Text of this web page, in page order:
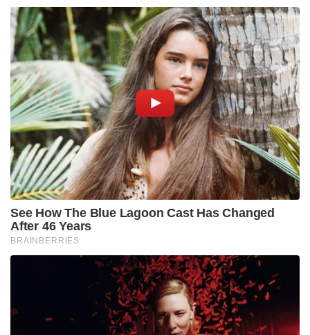
പൊലീസിന്റെ ക്രൈം ഇൻവെസ്റ്റിഗേഷൻ
ഡിപ്പാർട്ട്മെന്റ് ആണ് കേസ് അന്വേഷിച്ചിരുന്നത്.
എന്നാൽ, സിഐഡി കോടതിയിൽ സമർപ്പിച്ച
കുറ്റപത്രത്തിൽ ഷാജഹാൻ ഷെയ്ഖ് ഉൾപ്പെടെയുള്ള
28 പ്രധാന പ്രതികളുടെ പേരുകൾ ബോധപൂർവ്വം
ഒഴിവാക്കിയതായി കൊല്ലപ്പെട്ടവരുടെ
കുടുംബാംഗങ്ങൾ ആരോപിച്ചിരുന്നു. സംസ്ഥാന
പോലീസ് പ്രതികളെ സംരക്ഷിക്കാൻ ശ്രമിക്കുന്നു എന്ന്
ചൂണ്ടിക്കാട്ടി ഇരകളുടെ കുടുംബങ്ങൾ കൊൽക്കത്ത
ഹൈക്കോടതിയെ സമീപിക്കുകയായിരുന്നു.
ഹർജിയിലെ വാദങ്ങൾ ശരിവെച്ച ഹൈക്കോടതി,
കേസിന്റെ അന്വേഷണം സിബിഐക്ക് കൈമാറാൻ
ഉത്തരവിടുകയായിരുന്നു.
Tags: west bengal trinamool congress
ED
sandeshkhali ED attack